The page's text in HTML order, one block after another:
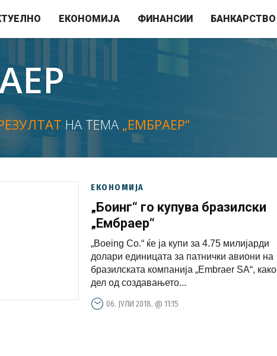
ЕКОНОМИЈА ФИНАНСИИ БАНКАРСТВО
НА ТЕМА „ЕМБРАЕР“
ЕКОНОМИЈА
„Боинг“ го купува бразилски
„Ембраер“
„Boeing Co.“ ќе ја купи за 4.75 милијарди
долари единицата за патнички авиони на
бразилската компанија „Embraer SA“, како
дел од создавањето...
06. ЈУЛИ 2018. @ 11:15